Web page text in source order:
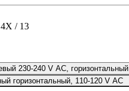
/ 13
230-240 V AC, горизонтальный
горизонтальный, 110-120 V AC